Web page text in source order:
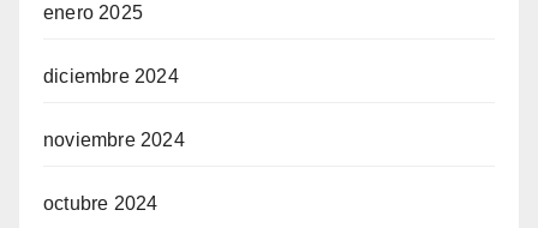
enero 2025
diciembre 2024
noviembre 2024
octubre 2024